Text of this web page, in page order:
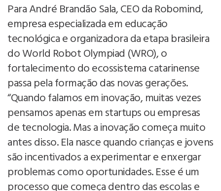
Para André Brandão Sala, CEO da Robomind,
empresa especializada em educação
tecnológica e organizadora da etapa brasileira
do World Robot Olympiad (WRO), o
fortalecimento do ecossistema catarinense
passa pela formação das novas gerações.
“Quando falamos em inovação, muitas vezes
pensamos apenas em startups ou empresas
de tecnologia. Mas a inovação começa muito
antes disso. Ela nasce quando crianças e jovens
são incentivados a experimentar e enxergar
problemas como oportunidades. Esse é um
processo que começa dentro das escolas e